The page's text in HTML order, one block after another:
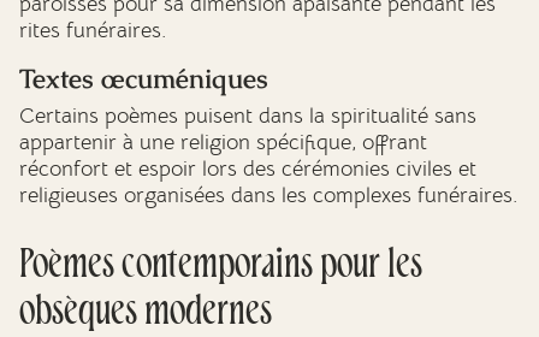
rites funéraires.
Textes œcuméniques
Certains poèmes puisent dans la spiritualité sans
appartenir à une religion spécifique, offrant
réconfort et espoir lors des cérémonies civiles et
religieuses organisées dans les complexes funéraires.
Poèmes contemporains pour les
obsèques modernes